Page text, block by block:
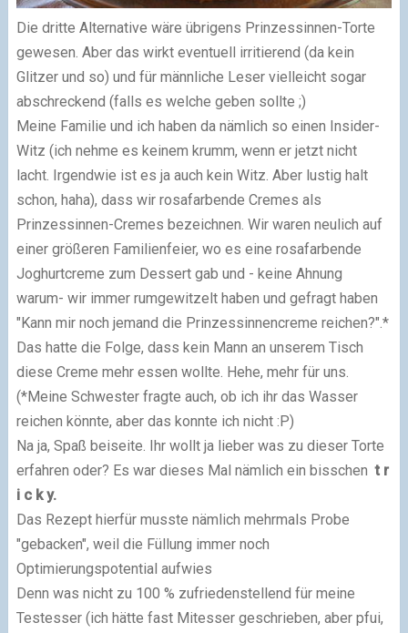
Die dritte Alternative wäre übrigens Prinzessinnen-Torte
gewesen. Aber das wirkt eventuell irritierend (da kein
Glitzer und so) und für männliche Leser vielleicht sogar
abschreckend (falls es welche geben sollte ;)
Meine Familie und ich haben da nämlich so einen Insider-
Witz (ich nehme es keinem krumm, wenn er jetzt nicht
lacht. Irgendwie ist es jaauch kein Witz. Aber lustig halt
schon, haha), dass wir rosafarbende Cremes als
Prinzessinnen-Cremes bezeichnen. Wir waren neulich auf
einergrößeren Familienfeier, wo es eine rosafarbende
Joghurtcreme zum Dessert gab und - keine Ahnung
warum- wir immerrumgewitzelt haben und gefragt haben
"Kann mir noch jemand die Prinzessinnencreme reichen?".*
Das hatte die Folge, dass kein Mann an unserem Tisch
diese Creme mehr essen wollte. Hehe, mehr für uns.
(*Meine Schwester fragte auch, ob ich ihr das Wasser
reichen könnte, aber das konnte ich nicht :P)
Na ja, Spaß beiseite. Ihr wollt ja lieber was zu dieser Torte
erfahren oder? Es war dieses Mal nämlich ein bisschent r
i c k y.
Das Rezept hierfür musste nämlich mehrmals Probe
"gebacken", weil die Füllung immer noch
Optimierungspotential aufwies
Denn was nicht zu 100 % zufriedenstellend für meine
Testesser (ich hätte fast Mitesser geschrieben, aber pfui,